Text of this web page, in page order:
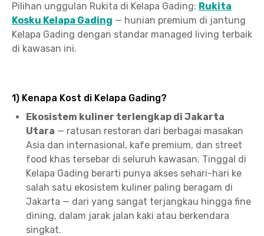
Pilihan unggulan Rukita di Kelapa Gading: Rukita
Kosku Kelapa Gading — hunian premium di jantung
Kelapa Gading dengan standar managed living terbaik
di kawasan ini.
1) Kenapa Kost di Kelapa Gading?
Ekosistem kuliner terlengkap di Jakarta
Utara — ratusan restoran dari berbagai masakan
Asia dan internasional, kafe premium, dan street
food khas tersebar di seluruh kawasan. Tinggal di
Kelapa Gading berarti punya akses sehari-hari ke
salah satu ekosistem kuliner paling beragam di
Jakarta — dari yang sangat terjangkau hingga fine
dining, dalam jarak jalan kaki atau berkendara
singkat.